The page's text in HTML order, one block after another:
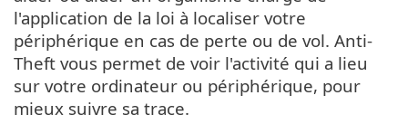
l'application de la loi à localiser votre
périphérique en cas de perte ou de vol. Anti-
Theft vous permet de voir l'activité qui a lieu
sur votre ordinateur ou périphérique, pour
mieux suivre sa trace.